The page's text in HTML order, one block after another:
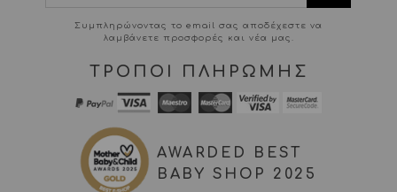
Συμπληρώνοντας το email σας αποδέχεστε να
λαμβάνετε προσφορές και νέα μας.
ΤΡΟΠΟΙ ΠΛΗΡΩΜΗΣ
AWARDED BEST
BABY SHOP 2025